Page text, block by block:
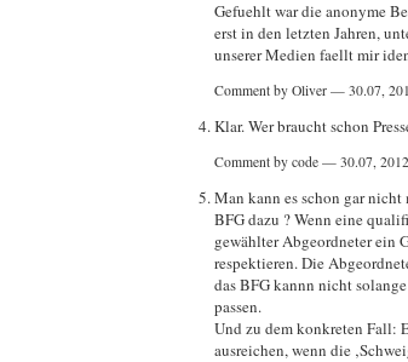
Gefuehlt war die anonyme
erst in den letzten Jahren,
unserer Medien faellt mir
Comment by Oliver — 30.07,
Klar. Wer braucht schon
Comment by code — 30.07,
Man kann es schon gar nicht
BFG dazu ? Wenn eine
gewählter Abgeordneter ein
respektieren. Die
das BFG kannn nicht
passen.
Und zu dem konkreten Fall:
ausreichen, wenn die